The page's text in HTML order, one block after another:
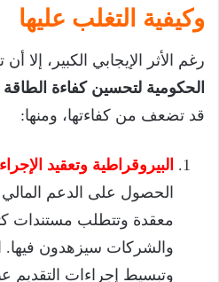
وكيفية التغلب عليها
رغم الأثر الإيجابي الكبير، إلا
الحكومية لتحسين كفاءة الطاقة
قد تضعف من كفاءتها، ومنها:
البيروقراطية وتعقيد
الحصول على الدعم المالي
معقدة وتتطلب مستندات
والشركات سيزهدون فيها.
وتبسيط إجراءات التقديم